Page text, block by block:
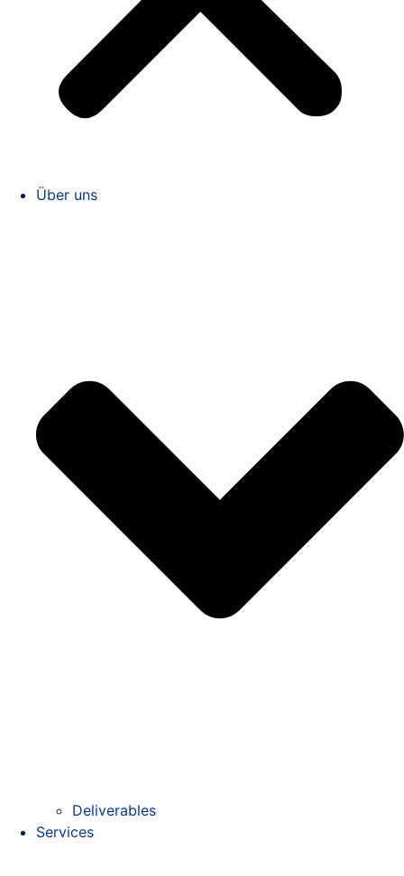
Über uns
Deliverables
Services